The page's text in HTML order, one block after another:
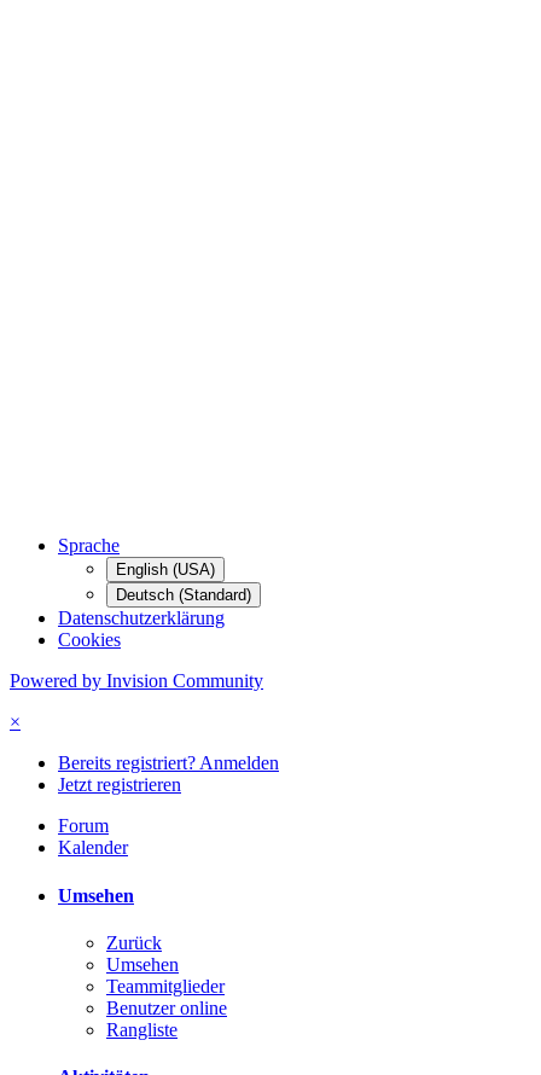
Sprache
English (USA)
Deutsch (Standard)
Datenschutzerklärung
Cookies
Powered by Invision Community
×
Bereits registriert? Anmelden
Jetzt registrieren
Forum
Kalender
Umsehen
Zurück
Umsehen
Teammitglieder
Benutzer online
Rangliste